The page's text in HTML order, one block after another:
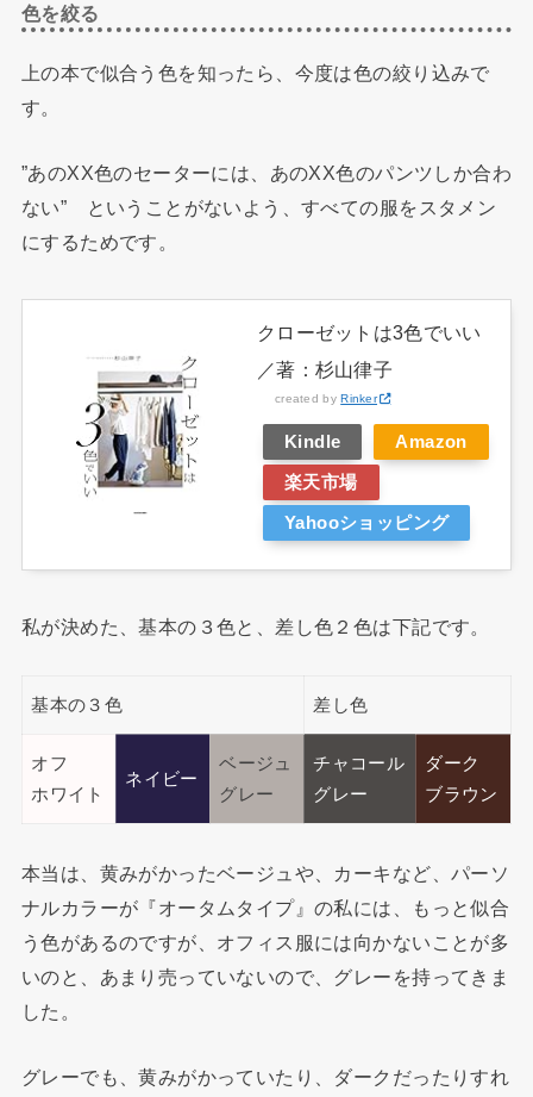
色を絞る
上の本で似合う色を知ったら、今度は色の絞り込みで
す。
”あのXX色のセーターには、あのXX色のパンツしか合わ
ない” ということがないよう、すべての服をスタメン
にするためです。
クローゼットは3色でいい
／著：杉山律子
created byRinker
Kindle Amazon
楽天市場
Yahooショッピング
私が決めた、基本の３色と、差し色２色は下記です。
基本の３色 差し色
オフ
ホワイト
ネイビー
ベージュ
グレー
チャコール
グレー
ダーク
ブラウン
本当は、黄みがかったベージュや、カーキなど、パーソ
ナルカラーが『オータムタイプ』の私には、もっと似合
う色があるのですが、オフィス服には向かないことが多
いのと、あまり売っていないので、グレーを持ってきま
した。
グレーでも、黄みがかっていたり、ダークだったりすれ